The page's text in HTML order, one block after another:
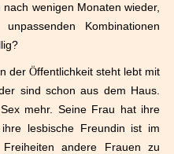
wenigen Monaten wieder,
Kombinationen
llig?
der Öffentlichkeit steht lebt mit
sind schon aus dem Haus.
mehr. Seine Frau hat ihre
lesbische Freundin ist im
andere Frauen zu